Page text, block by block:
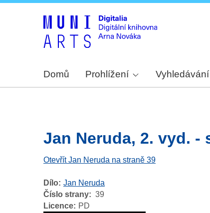
Domů Prohlížení Vyhledávání
Jan Neruda, 2. vyd. -
Otevřít Jan Neruda na straně 39
Dílo Jan Neruda
Číslo strany
39
Licence
PD